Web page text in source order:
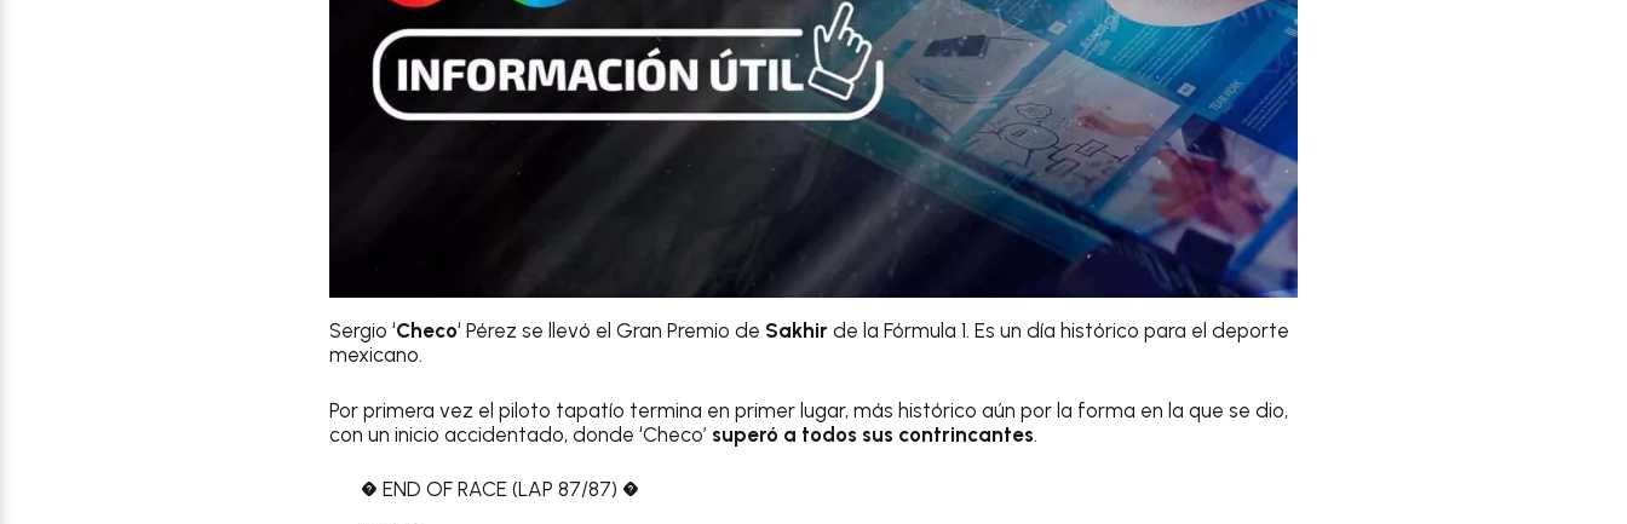
Sergio ‘Checo‘ Pérez se llevó el Gran Premio de Sakhir de la Fórmula 1. Es un día histórico para el deporte
mexicano.
Por primera vez el piloto tapatío termina en primer lugar, más histórico aún por la forma en la que se dio,
con un inicio accidentado, donde ‘Checo’ superó a todos sus contrincantes.
� END OF RACE (LAP 87/87) �